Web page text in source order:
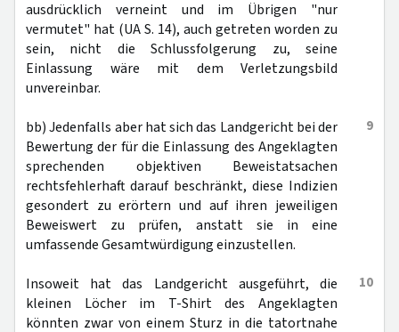
ausdrücklich verneint und im Übrigen "nur
vermutet" hat (UA S. 14), auch getreten worden zu
sein, nicht die Schlussfolgerung zu, seine
Einlassung wäre mit dem Verletzungsbild
unvereinbar.
9
bb) Jedenfalls aber hat sich das Landgericht bei der
Bewertung der für die Einlassung des Angeklagten
sprechenden objektiven Beweistatsachen
rechtsfehlerhaft darauf beschränkt, diese Indizien
gesondert zu erörtern und auf ihren jeweiligen
Beweiswert zu prüfen, anstatt sie in eine
umfassende Gesamtwürdigung einzustellen.
10
Insoweit hat das Landgericht ausgeführt, die
kleinen Löcher im T-Shirt des Angeklagten
könnten zwar von einem Sturz in die tatortnahe